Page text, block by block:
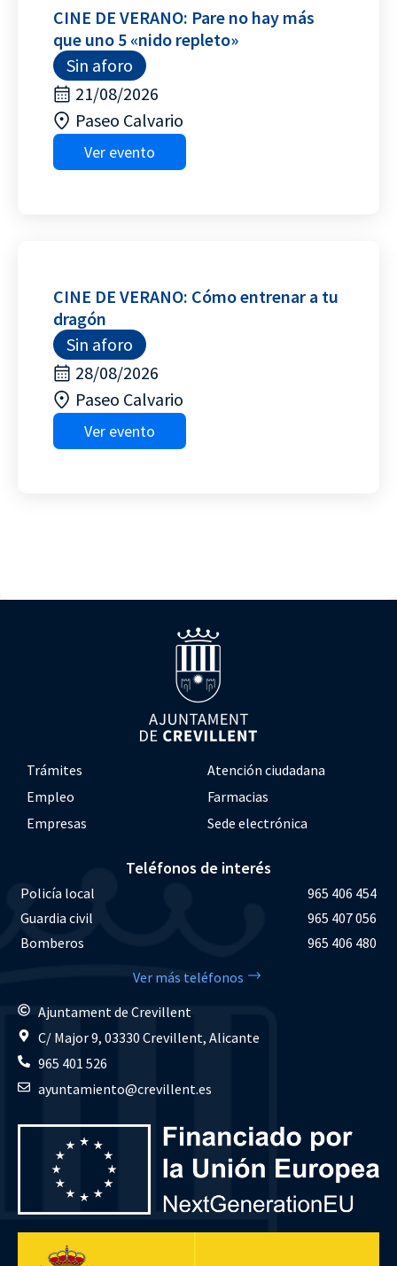
CINE DE VERANO: Pare no hay más
que uno 5 «nido repleto»
Sin aforo
21/08/2026
Paseo Calvario
Ver evento
CINE DE VERANO: Cómo entrenar a tu
dragón
Sin aforo
28/08/2026
Paseo Calvario
Ver evento
Trámites
Atención ciudadana
Empleo
Farmacias
Empresas
Sede electrónica
Teléfonos de interés
Policía local
965 406 454
Guardia civil
965 407 056
Bomberos
965 406 480
Ver más teléfonos
Ajuntament de Crevillent
C/ Major 9, 03330 Crevillent, Alicante
965 401 526
ayuntamiento@crevillent.es